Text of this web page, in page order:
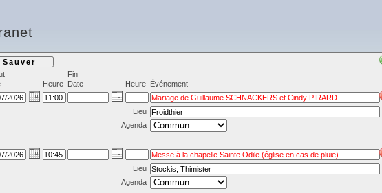
Heure
Fin
Date
Heure Événement
Lieu
Agenda
Lieu
Agenda